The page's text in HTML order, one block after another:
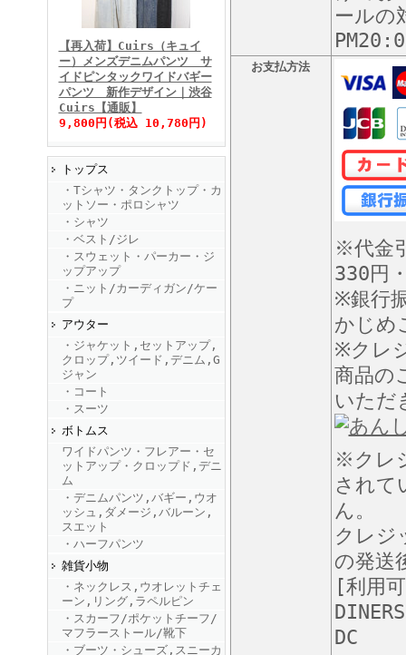
FINEBOYS2025年11月号
FINEBOYS2025年10月号
FINEBOYS2025年9月号
FINEBOYS2025年8月号
【再入荷】Cuirs（キュイ
ー）メンズデニムパンツ サ
イドピンタックワイドバギー
パンツ 新作デザイン｜渋谷
Cuirs【通販】
9,800円(税込 10,780円)
トップス
・Tシャツ・タンクトップ・カ
ットソー・ポロシャツ
・シャツ
・ベスト/ジレ
・スウェット・パーカー・ジ
ップアップ
・ニット/カーディガン/ケー
プ
アウター
・ジャケット,セットアップ,
クロップ,ツイード,デニム,G
ジャン
・コート
・スーツ
ボトムス
ワイドパンツ・フレアー・セ
ットアップ・クロップド,デニ
ム
・デニムパンツ,バギー,ウオ
ッシュ,ダメージ,バルーン,
スエット
・ハーフパンツ
雑貨小物
・ネックレス,ウオレットチェ
ーン,リング,ラペルピン
・スカーフ/ポケットチーフ/
マフラーストール/靴下
・ブーツ・シューズ,スニーカ
ールの
お支払方法
※代金
330円
※銀行
かじめ
※クレ
商品の
いただ
※クレ
されて
ん。
クレジ
の発送
[利用
DC